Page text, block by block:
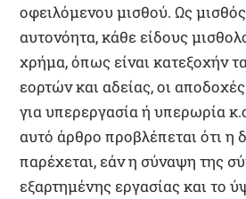
οφειλόμενου μισθού. Ως μισθός
αυτονόητα, κάθε είδους
χρήμα, όπως είναι κατεξοχήν
εορτών και αδείας, οι
για υπερεργασία ή υπερωρία
αυτό άρθρο προβλέπεται ότι η
παρέχεται, εάν η σύναψη της
εξαρτημένης εργασίας και το